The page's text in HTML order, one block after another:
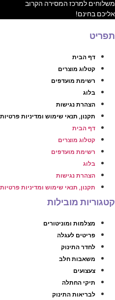
משלוחים למרכז המסירה הקרוב
אליכם בחינם!
תפריט
דף הבית
קטלוג מוצרים
רשימת מועדפים
בלוג
הצהרת נגישות
תקנון, תנאי שימוש ומדיניות פרטיות
דף הבית
קטלוג מוצרים
רשימת מועדפים
בלוג
הצהרת נגישות
תקנון, תנאי שימוש ומדיניות פרטיות
קטגוריות מובילות
מצלמות ומוניטורים
פריטים לעגלה
לחדר התינוק
משאבות חלב
צעצועים
תיקי החתלה
לבריאות התינוק